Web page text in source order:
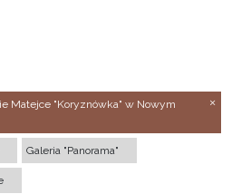
Matejce "Koryznówka" w Nowym
Galeria "Panorama"